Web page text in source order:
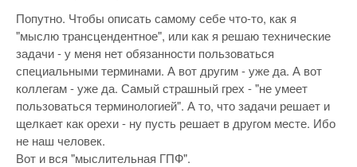
Попутно. Чтобы описать самому себе что-то, как я
"мыслю трансцендентное", или как я решаю технические
задачи - у меня нет обязанности пользоваться
специальными терминами. А вот другим - уже да. А вот
коллегам - уже да. Самый страшный грех - "не умеет
пользоваться терминологией". А то, что задачи решает и
щелкает как орехи - ну пусть решает в другом месте. Ибо
не наш человек.
Вот и вся "мыслительная ГПФ".